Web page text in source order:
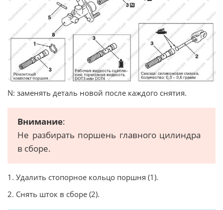
N: заменять деталь новой после каждого снятия.
Внимание:
Не разбирать поршень главного цилиндра
в сборе.
1. Удалить стопорное кольцо поршня (1).
2. Снять шток в сборе (2).